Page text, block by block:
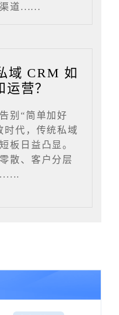
道......
域 CRM 如
营？
别“简单加好
时代，传统私域
板日益凸显。
散、客户分层